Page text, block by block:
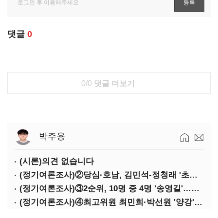
댓글 0
0/0 댓글 더보기
박주용
(시론)의견 없습니다
(정기여론조사)②당심·호남, 김민석-정청래 '초접전'
(정기여론조사)③2순위, 10명 중 4명 '송영길'…정청래 '한 자릿수'
(정기여론조사)④최고위원 최민희·박선원 '양강'…서미화·이성윤·임미애 뒤이어